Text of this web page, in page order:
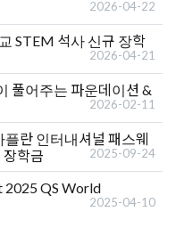
2026-04-22
STEM 석사 신규 장학
2026-04-21
풀어주는 파운데이션 &
2026-02-11
란 인터내셔널 패스웨
학금
2025-09-24
2025 QS World
2025-04-10